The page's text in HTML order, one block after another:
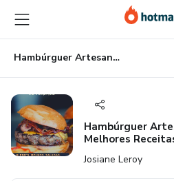
para
o
conteúdo
principal
para
o
pagamento
para
o
rodapé
Hambúrguer Artesanal de Verdade - As Melhores Receitas
Hambúrguer
Melhores
Josiane Leroy